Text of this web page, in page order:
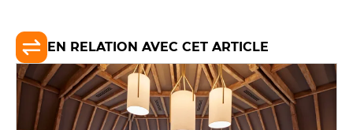
EN RELATION AVEC CET ARTICLE